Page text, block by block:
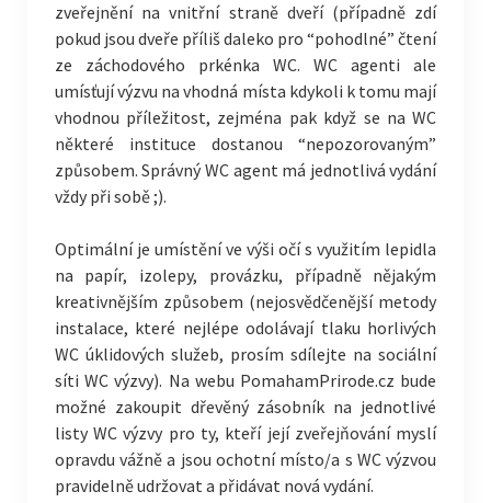
zveřejnění na vnitřní straně dveří (případně zdí
pokud jsou dveře příliš daleko pro “pohodlné” čtení
ze záchodového prkénka WC. WC agenti ale
umísťují výzvu na vhodná místa kdykoli k tomu mají
vhodnou příležitost, zejména pak když se na WC
některé instituce dostanou “nepozorovaným”
způsobem. Správný WC agent má jednotlivá vydání
vždy při sobě ;).
Optimální je umístění ve výši očí s využitím lepidla
na papír, izolepy, provázku, případně nějakým
kreativnějším způsobem (nejosvědčenější metody
instalace, které nejlépe odolávají tlaku horlivých
WC úklidových služeb, prosím sdílejte na sociální
síti WC výzvy). Na webu PomahamPrirode.cz bude
možné zakoupit dřevěný zásobník na jednotlivé
listy WC výzvy pro ty, kteří její zveřejňování myslí
opravdu vážně a jsou ochotní místo/a s WC výzvou
pravidelně udržovat a přidávat nová vydání.